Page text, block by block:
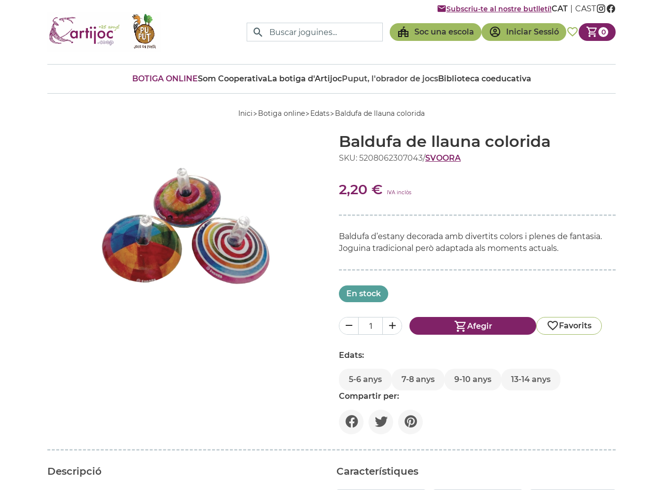
Soc una escola Iniciar Sessió 0
Subscriu-te al nostre butlletí!CAT CAST
BOTIGA ONLINESom CooperativaLa botiga d'ArtijocPuput, l'obrador de jocsBiblioteca coeducativa
Inici Botiga online Edats Baldufa de llauna colorida
Baldufa de llauna colorida
SKU: 5208062307043/SVOORA
2,20 € IVA inclòs
Baldufa d’estany decorada amb divertits colors i plenes de fantasia.
Joguina tradicional però adaptada als moments actuals.
En stock
Afegir Favorits
Edats:
5-6 anys 7-8 anys 9-10 anys
13-14 anys
Compartir per:
Descripció Característiques